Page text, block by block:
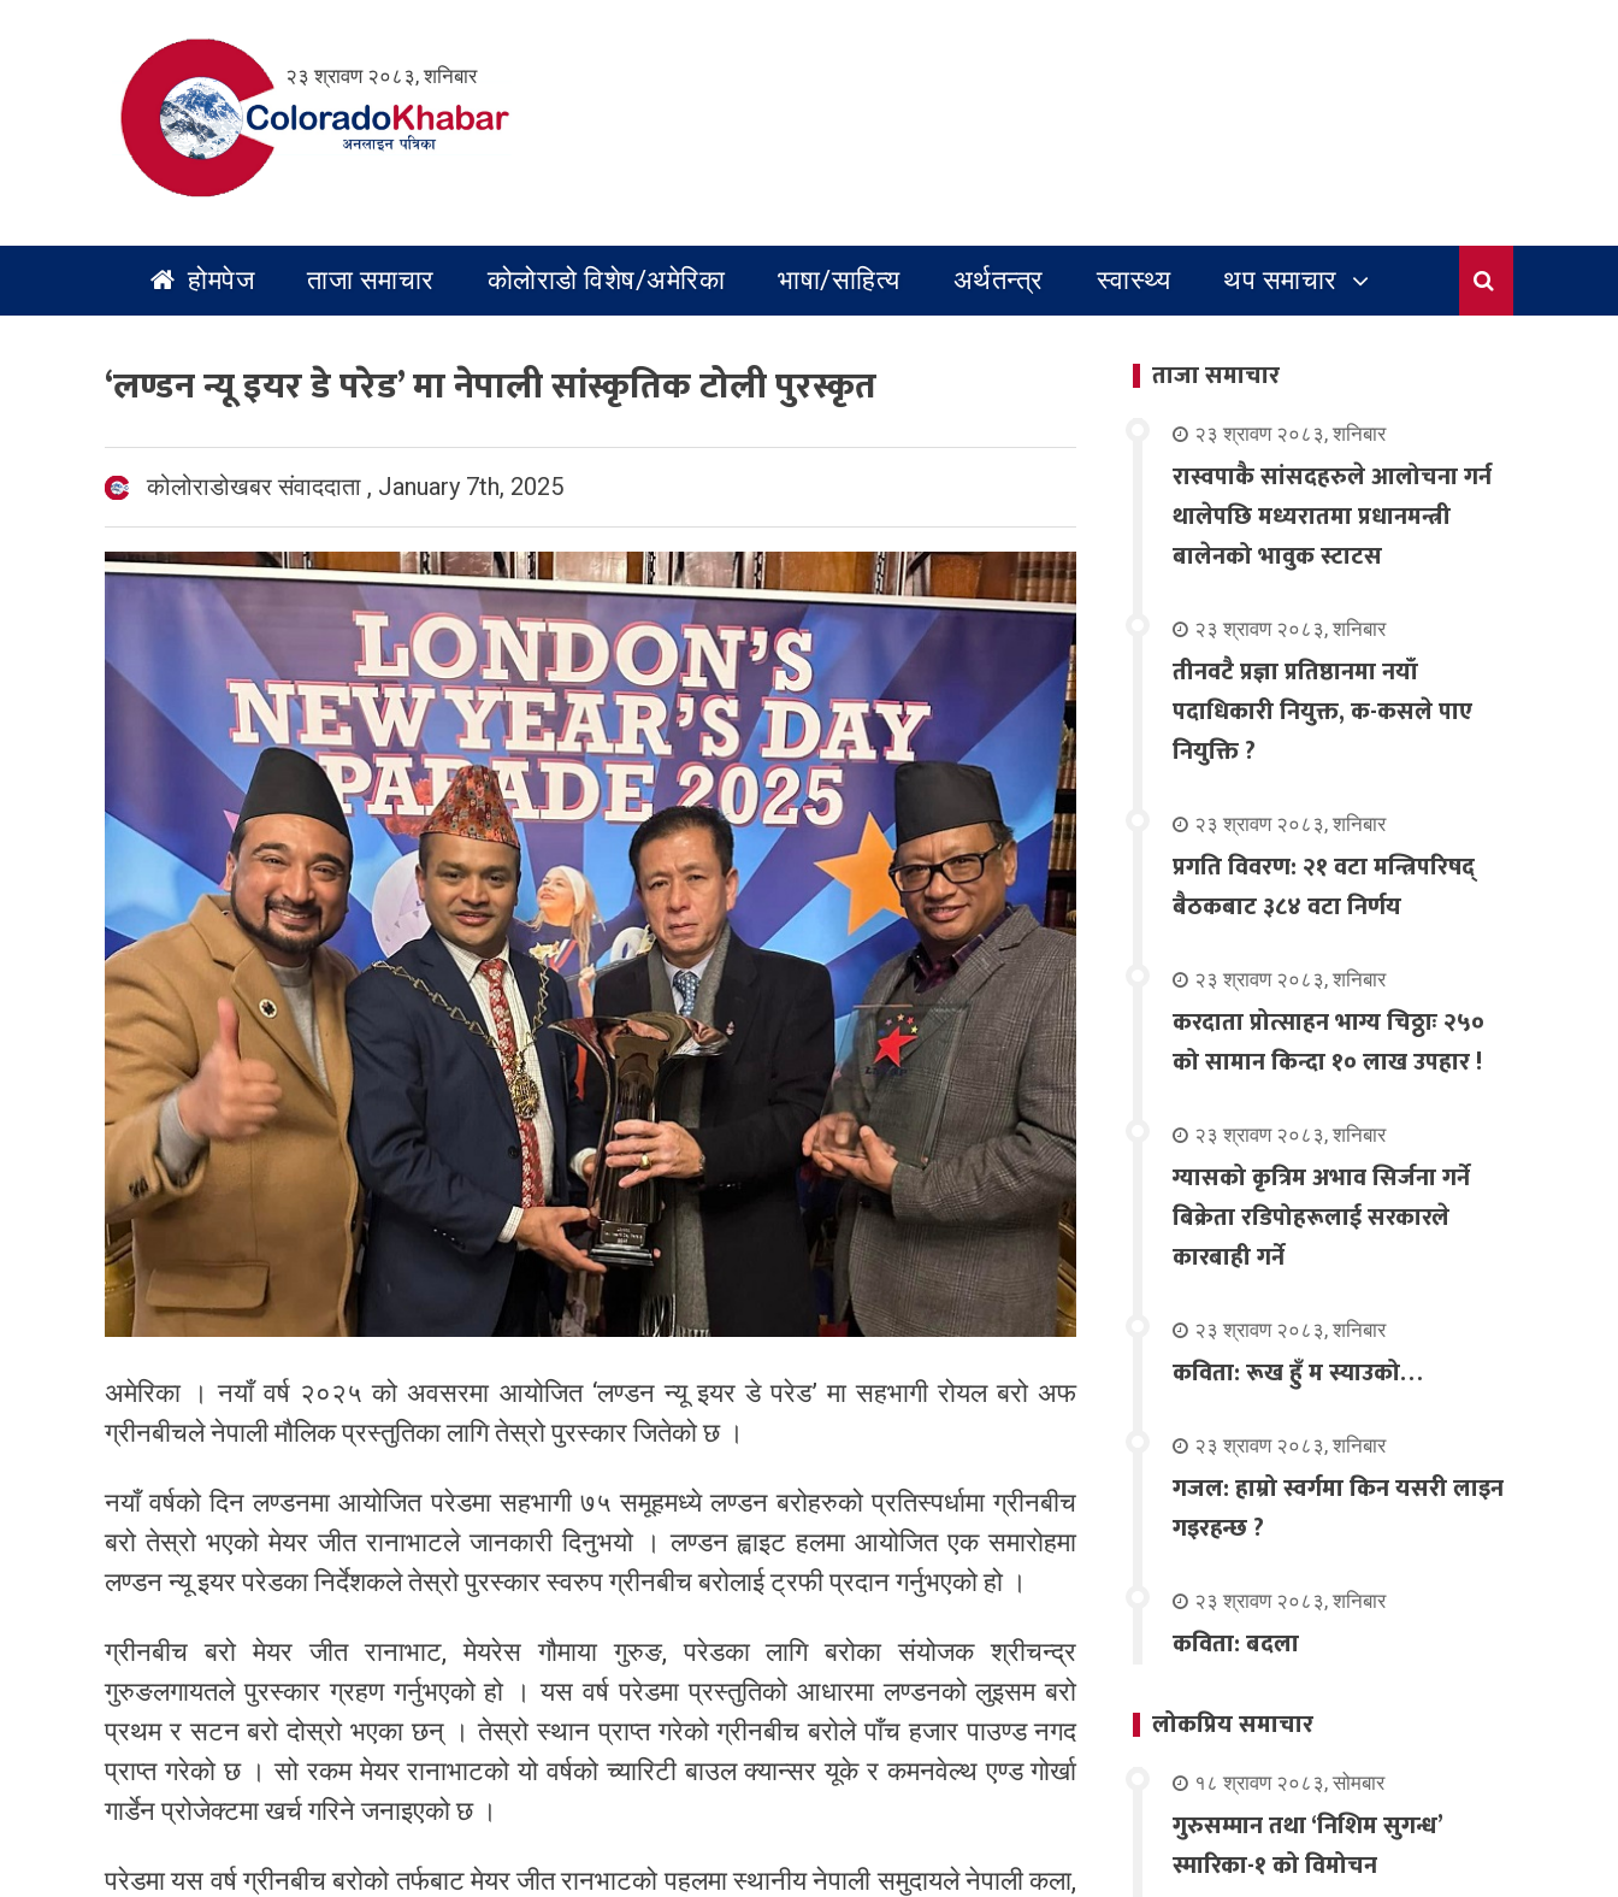
२३ श्रावण २०८३, शनिबार
होमपेज ताजा समाचार कोलोराडो विशेष/अमेरिका भाषा/साहित्य अर्थतन्त्र स्वास्थ्य थप समाचार
‘लण्डन न्यू इयर डे परेड’ मा नेपाली सांस्कृतिक टोली पुरस्कृत
कोलोराडोखबर संवाददाता , January 7th, 2025
अमेरिका । नयाँ वर्ष २०२५ को अवसरमा आयोजित ‘लण्डन न्यू इयर डे परेड’ मा सहभागी रोयल बरो अफ
ग्रीनबीचले नेपाली मौलिक प्रस्तुतिका लागि तेस्रो पुरस्कार जितेको छ ।
नयाँ वर्षको दिन लण्डनमा आयोजित परेडमा सहभागी ७५ समूहमध्ये लण्डन बरोहरुको प्रतिस्पर्धामा ग्रीनबीच
बरो तेस्रो भएको मेयर जीत रानाभाटले जानकारी दिनुभयो । लण्डन ह्वाइट हलमा आयोजित एक समारोहमा
लण्डन न्यू इयर परेडका निर्देशकले तेस्रो पुरस्कार स्वरुप ग्रीनबीच बरोलाई ट्रफी प्रदान गर्नुभएको हो ।
ग्रीनबीच बरो मेयर जीत रानाभाट, मेयरेस गौमाया गुरुङ, परेडका लागि बरोका संयोजक श्रीचन्द्र
गुरुङलगायतले पुरस्कार ग्रहण गर्नुभएको हो । यस वर्ष परेडमा प्रस्तुतिको आधारमा लण्डनको लुइसम बरो
प्रथम र सटन बरो दोस्रो भएका छन् । तेस्रो स्थान प्राप्त गरेको ग्रीनबीच बरोले पाँच हजार पाउण्ड नगद
प्राप्त गरेको छ । सो रकम मेयर रानाभाटको यो वर्षको च्यारिटी बाउल क्यान्सर यूके र कमनवेल्थ एण्ड गोर्खा
गार्डेन प्रोजेक्टमा खर्च गरिने जनाइएको छ ।
परेडमा यस वर्ष ग्रीनबीच बरोको तर्फबाट मेयर जीत रानभाटको पहलमा स्थानीय नेपाली समुदायले नेपाली कला,
ताजा समाचार
२३ श्रावण २०८३, शनिबार
रास्वपाकै सांसदहरुले आलोचना गर्न
थालेपछि मध्यरातमा प्रधानमन्त्री
बालेनको भावुक स्टाटस
२३ श्रावण २०८३, शनिबार
तीनवटै प्रज्ञा प्रतिष्ठानमा नयाँ
पदाधिकारी नियुक्त, क-कसले पाए
नियुक्ति ?
२३ श्रावण २०८३, शनिबार
प्रगति विवरण: २१ वटा मन्त्रिपरिषद्
बैठकबाट ३८४ वटा निर्णय
२३ श्रावण २०८३, शनिबार
करदाता प्रोत्साहन भाग्य चिठ्ठाः २५०
को सामान किन्दा १० लाख उपहार !
२३ श्रावण २०८३, शनिबार
ग्यासको कृत्रिम अभाव सिर्जना गर्ने
बिक्रेता रडिपोहरूलाई सरकारले
कारबाही गर्ने
२३ श्रावण २०८३, शनिबार
कविता: रूख हुँ म स्याउको…
२३ श्रावण २०८३, शनिबार
गजल: हाम्रो स्वर्गमा किन यसरी लाइन
गइरहन्छ ?
२३ श्रावण २०८३, शनिबार
कविता: बदला
लोकप्रिय समाचार
१८ श्रावण २०८३, सोमबार
गुरुसम्मान तथा ‘निशिम सुगन्ध’
स्मारिका-१ को विमोचन